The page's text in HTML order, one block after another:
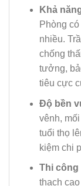
Khả
Phòng
nhiều.
chống
tưởng,
tiêu cực
Độ bền
vênh,
tuổi thọ
kiệm chi
Thi công
thạch